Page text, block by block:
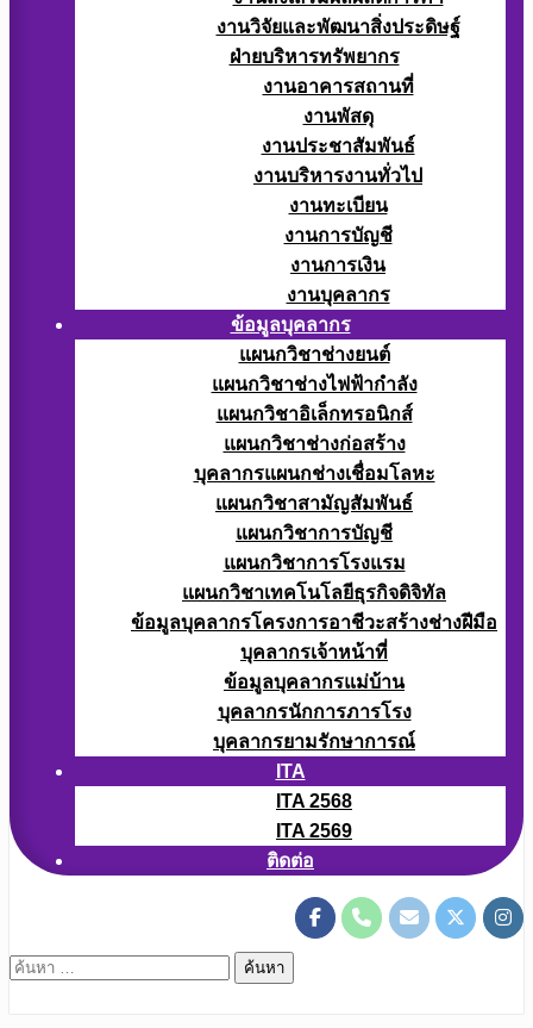
งานวิจัยและพัฒนาสิ่งประดิษฐ์
ฝ่ายบริหารทรัพยากร
งานอาคารสถานที่
งานพัสดุ
งานประชาสัมพันธ์
งานบริหารงานทั่วไป
งานทะเบียน
งานการบัญชี
งานการเงิน
งานบุคลากร
ข้อมูลบุคลากร
แผนกวิชาช่างยนต์
แผนกวิชาช่างไฟฟ้ากำลัง
แผนกวิชาอิเล็กทรอนิกส์
แผนกวิชาช่างก่อสร้าง
บุคลากรแผนกช่างเชื่อมโลหะ
แผนกวิชาสามัญสัมพันธ์
แผนกวิชาการบัญชี
แผนกวิชาการโรงแรม
แผนกวิชาเทคโนโลยีธุรกิจดิจิทัล
ข้อมูลบุคลากรโครงการอาชีวะสร้างช่างฝีมือ
บุคลากรเจ้าหน้าที่
ข้อมูลบุคลากรแม่บ้าน
บุคลากรนักการภารโรง
บุคลากรยามรักษาการณ์
ITA
ITA 2568
ITA 2569
ติดต่อ
ค้นหา